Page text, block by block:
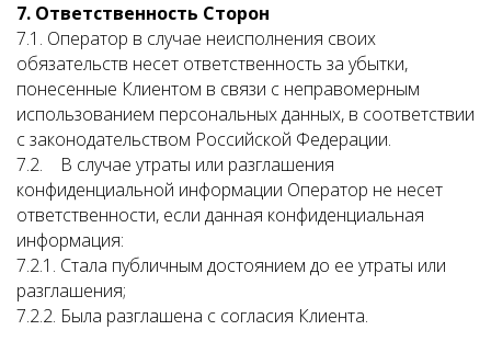
7. Ответственность Сторон
7.1. Оператор в случае неисполнения своих
обязательств несет ответственность за убытки,
понесенные Клиентом в связи с неправомерным
использованием персональных данных, в соответствии
с законодательством Российской Федерации.
7.2. В случае утраты или разглашения
конфиденциальной информации Оператор не несет
ответственности, если данная конфиденциальная
информация:
7.2.1. Стала публичным достоянием до ее утраты или
разглашения;
7.2.2. Была разглашена с согласия Клиента.